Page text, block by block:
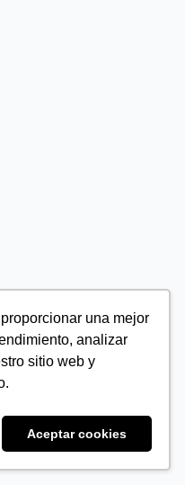
una mejor
analizar
sitio web y
Aceptar cookies